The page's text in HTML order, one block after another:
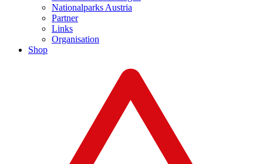
Nationalparks Austria
Partner
Links
Organisation
Shop